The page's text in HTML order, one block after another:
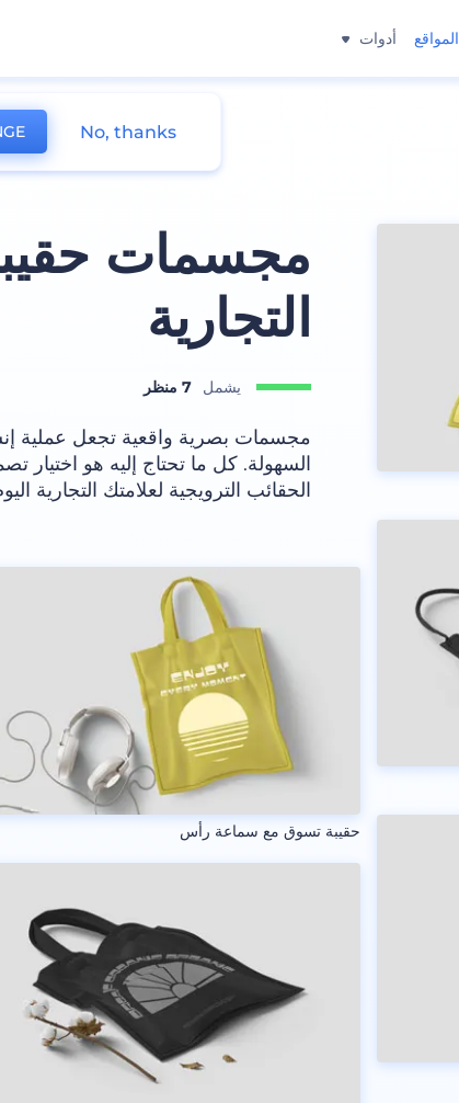
المواقع أدوات
مجسمات
التجارية
يشمل 7 منظر
مجسمات بصرية واقعية تجعل عملية
السهولة. كل ما تحتاج إليه هو
الحقائب الترويجية لعلامتك التجارية
حقيبة تسوق مع سماعة رأس
No, thanks